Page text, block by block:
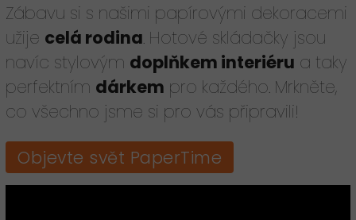
Zábavu si s našimi papírovými dekoracemi
užije celá rodina. Hotové skládačky jsou
navíc stylovým doplňkem interiéru a taky
perfektním dárkem pro každého. Mrkněte,
co všechno jsme si pro vás připravili!
Objevte svět PaperTime